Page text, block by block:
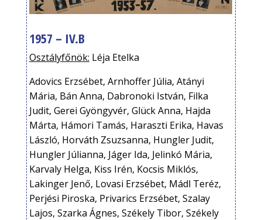
1957 – IV.B
Osztályfőnök: Léja Etelka
Adovics Erzsébet, Arnhoffer Júlia, Atányi
Mária, Bán Anna, Dabronoki István, Filka
Judit, Gerei Gyöngyvér, Glück Anna, Hajda
Márta, Hámori Tamás, Haraszti Erika, Havas
László, Horváth Zsuzsanna, Hungler Judit,
Hungler Júlianna, Jáger Ida, Jelinkó Mária,
Karvaly Helga, Kiss Irén, Kocsis Miklós,
Lakinger Jenő, Lovasi Erzsébet, Mádl Teréz,
Perjési Piroska, Privarics Erzsébet, Szalay
Lajos, Szarka Ágnes, Székely Tibor, Székely